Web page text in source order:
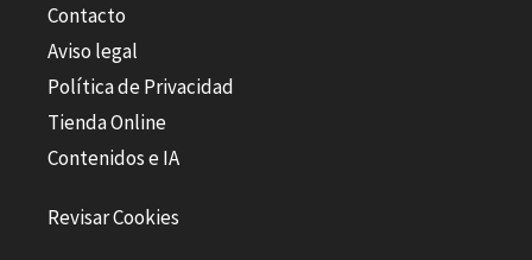
Contacto
Aviso legal
Política de Privacidad
Tienda Online
Contenidos e IA
Revisar Cookies